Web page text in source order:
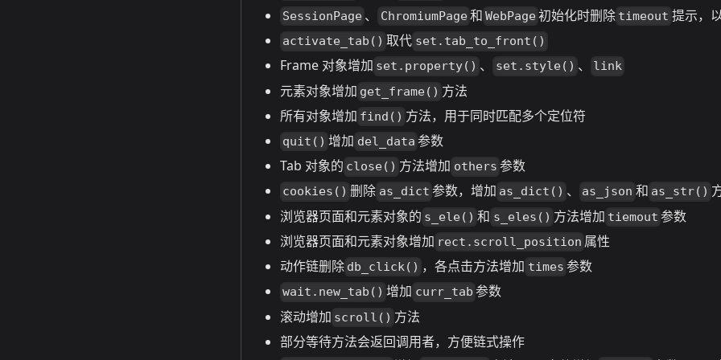
SessionPage 、 ChromiumPage 和 WebPage 初始化时删除 timeout 提示，
activate_tab() 取代 set.tab_to_front()
Frame 对象增加 set.property() 、 set.style() 、 link
元素对象增加 get_frame() 方法
所有对象增加 find() 方法，用于同时匹配多个定位符
quit() 增加 del_data 参数
Tab 对象的 close() 方法增加 others 参数
cookies() 删除 as_dict 参数，增加 as_dict() 、 as_json 和 as_str()
浏览器页面和元素对象的 s_ele() 和 s_eles() 方法增加 tiemout 参数
浏览器页面和元素对象增加 rect.scroll_position 属性
动作链删除 db_click() ，各点击方法增加 times 参数
wait.new_tab() 增加 curr_tab 参数
滚动增加 scroll() 方法
部分等待方法会返回调用者，方便链式操作